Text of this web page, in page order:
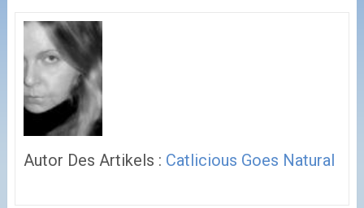
Autor Des Artikels : Catlicious Goes Natural